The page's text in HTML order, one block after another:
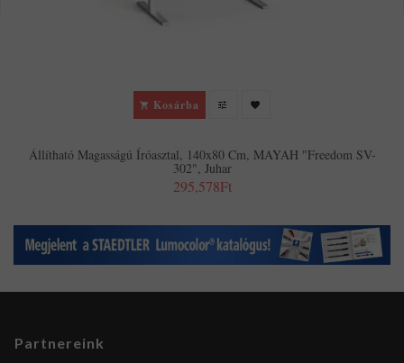
Kosárba
Állítható Magasságú Íróasztal, 140x80 Cm, MAYAH "Freedom SV-
302", Juhar
295,578Ft
Partnereink